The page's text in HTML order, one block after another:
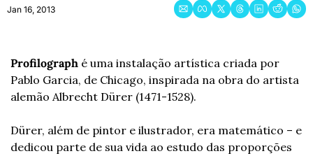
Jan 16, 2013
Profilograph é uma instalação artística criada por
Pablo Garcia, de Chicago, inspirada na obra do artista
alemão Albrecht Dürer (1471-1528).
Dürer, além de pintor e ilustrador, era matemático – e
dedicou parte de sua vida ao estudo das proporções